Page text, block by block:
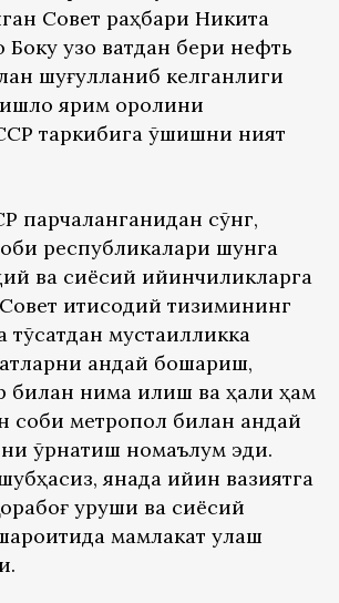
Совет раҳбари Никита
узоқ вақтдан бери нефть
шуғулланиб келганлиги
ярим оролини
таркибига қўшишни ният
парчаланганидан сўнг,
республикалари шунга
ва сиёсий қийинчиликларга
иқтисодий тизимининг
мустақилликка
қандай бошқариш,
билан нима қилиш ва ҳали ҳам
собиқ метропол билан қандай
ўрнатиш номаълум эди.
янада қийин вазиятга
уруши ва сиёсий
мамлакат қулаш